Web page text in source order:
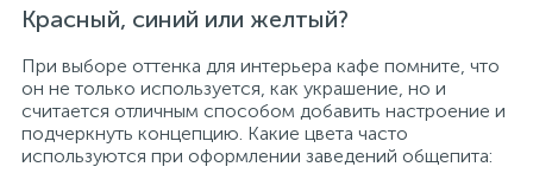
Красный, синий или желтый?
При выборе оттенка для интерьера кафе помните, что
он не только используется, как украшение, но и
считается отличным способом добавить настроение и
подчеркнуть концепцию. Какие цвета часто
используются при оформлении заведений общепита: